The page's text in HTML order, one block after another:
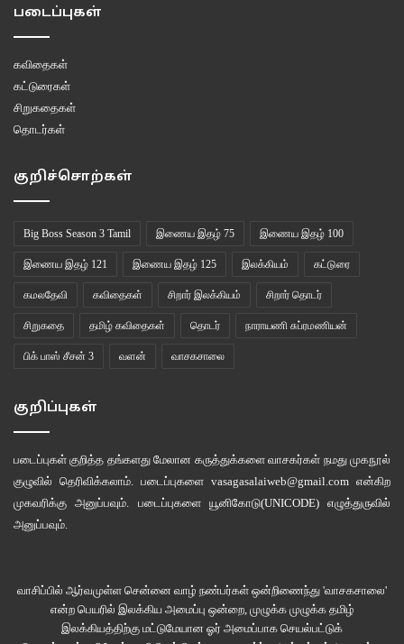
படைப்புகள்
கவிதைகள்
கட்டுரைகள்
சிறுகதைகள்
தொடர்கள்
குறிச்சொற்கள்
Big Boss Season 3 Tamil இணைய இதழ் 75 இணைய இதழ் 100
இணைய இதழ் 121 இணைய இதழ் 125 இலக்கியம் கட்டுரை
கமலதேவி கவிதைகள் சிறார் இலக்கியம் சிறார் தொடர்
சிறுகதை தமிழ் கவிதைகள் தொடர் நாராயணி சுப்ரமணியன்
பிக் பாஸ் சீசன் 3 வளன் வாசகசாலை
குறிப்புகள்
படைப்புகள் குறித்த தங்களது மேலான கருத்துக்களை வாசகர்கள் நமது முகநூல்
குழுவில் தெரிவிக்கலாம். படைப்புகளை vasagasalaiweb@gmail.com என்கிற
முகவரிக்கு அனுப்பவும். படைப்புகளை யூனிகோடு(UNICODE)எழுத்துருவில்
அனுப்பவும்.
வாசிப்பில் ஆர்வமுள்ள சென்னை வாழ் நண்பர்கள் ஒன்றிணைந்து 'வாசகசாலை'
என்ற பெயரில் இலக்கிய அமைப்பு ஒன்றை, முழுக்க முழுக்க தமிழ்
இலக்கியத்திற்கு மட்டுமேயான ஓர் அமைப்பாக செயல்பட்டுக்